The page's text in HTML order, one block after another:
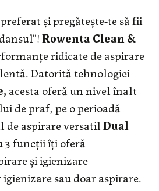
și pregătește-te să fii
Rowenta Clean &
ridicate de aspirare
Datorită tehnologiei
acesta oferă un nivel înalt
de praf, pe o perioadă
de aspirare versatilDual
3 funcții îți oferă
și igienizare
sau doar aspirare.